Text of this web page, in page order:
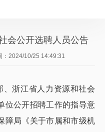
会公开选聘人员公告
：2024/10/25 14:49:31
、浙江省人力资源和社会
位公开招聘工作的指导意
障局《关于市属和市级机